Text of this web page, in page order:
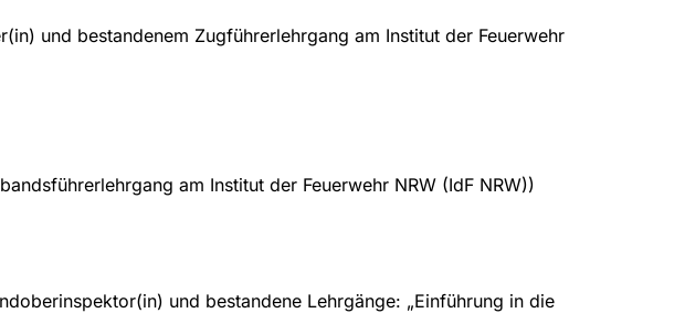
und bestandenem Zugführerlehrgang am Institut der Feuerwehr
am Institut der Feuerwehr NRW (IdF NRW))
und bestandene Lehrgänge: „Einführung in die